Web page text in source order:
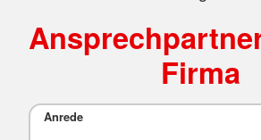
Firma
Anrede